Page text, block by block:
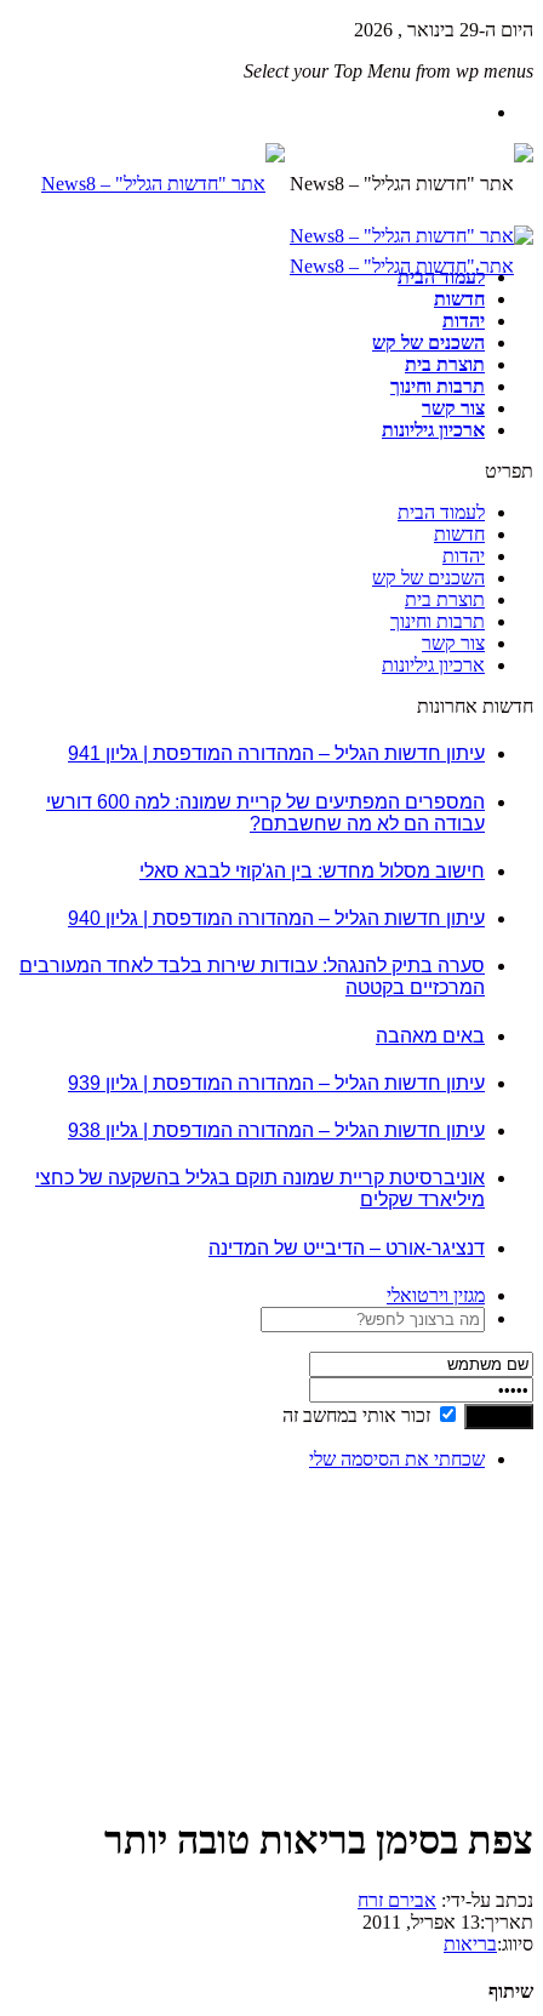
היום ה-29 בינואר , 2026
Select your Top Menu from wp menus
לעמוד הבית
חדשות
יהדות
השכנים של קש
תוצרת בית
תרבות וחינוך
צור קשר
ארכיון גיליונות
תפריט
לעמוד הבית
חדשות
יהדות
השכנים של קש
תוצרת בית
תרבות וחינוך
צור קשר
ארכיון גיליונות
חדשות אחרונות
עיתון חדשות הגליל – המהדורה המודפסת | גליון 941
המספרים המפתיעים של קריית שמונה: למה 600 דורשי
עבודה הם לא מה שחשבתם?
חישוב מסלול מחדש: בין הג'קוזי לבבא סאלי
עיתון חדשות הגליל – המהדורה המודפסת | גליון 940
סערה בתיק להנגהל: עבודות שירות בלבד לאחד המעורבים
המרכזיים בקטטה
באים מאהבה
עיתון חדשות הגליל – המהדורה המודפסת | גליון 939
עיתון חדשות הגליל – המהדורה המודפסת | גליון 938
אוניברסיטת קריית שמונה תוקם בגליל בהשקעה של כחצי
מיליארד שקלים
דנציגר-אורט – הדיבייט של המדינה
מגזין וירטואלי
זכור אותי במחשב זה
שכחתי את הסיסמה שלי
צפת בסימן בריאות טובה יותר
נכתב על-ידי: אבירם זרח
תאריך:13 אפריל, 2011
סיווג:בריאות
שיתוף